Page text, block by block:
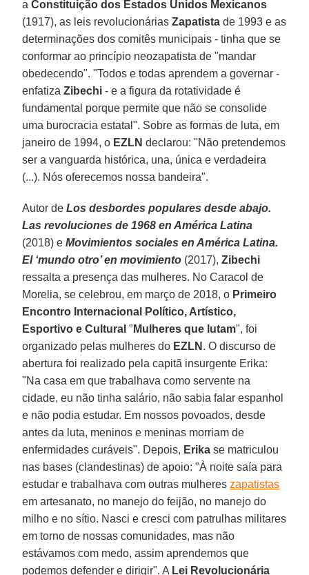
a Constituição dos Estados Unidos Mexicanos
(1917), as leis revolucionáriasZapatista de 1993 e as
determinações dos comitês municipais - tinha que se
conformar ao princípio neozapatista de "mandar
obedecendo". "Todos e todas aprendem a governar -
enfatizaZibechi- e a figura da rotatividade é
fundamental porque permite que não se consolide
uma burocracia estatal". Sobre as formas de luta, em
janeiro de 1994, o EZLN declarou: "Não pretendemos
ser a vanguarda histórica, una, única e verdadeira
(...). Nós oferecemos nossa bandeira".
Autor deLos desbordes populares desde abajo.
Las revoluciones de 1968 en América Latina
(2018) eMovimientos sociales en América Latina.
El ‘mundo otro’ en movimiento (2017),Zibechi
ressalta a presença das mulheres. No Caracol de
Morelia, se celebrou, em março de 2018, o Primeiro
Encontro Internacional Político, Artístico,
Esportivo e Cultural " Mulheres que lutam", foi
organizado pelas mulheres do EZLN . O discurso de
abertura foi realizado pela capitã insurgente Erika:
"Na casa em que trabalhava como servente na
cidade, eu não tinha salário, não sabia falar espanhol
e não podia estudar. Em nossos povoados, desde
antes da luta, meninos e meninas morriam de
enfermidades curáveis". Depois, Erika se matriculou
nas bases (clandestinas) de apoio: "À noite saía para
estudar e trabalhava com outras mulhereszapatistas
em artesanato, no manejo do feijão, no manejo do
milho e no sítio. Nasci e cresci com patrulhas militares
em torno de nossas comunidades, mas não
estávamos com medo, assim aprendemos que
podemos defender e dirigir". A Lei Revolucionária